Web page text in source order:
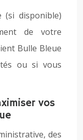
(si disponible)
de votre
Bulle Bleue
ou si vous
vos
des